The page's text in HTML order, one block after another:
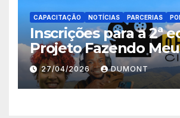
CAPACITAÇÃO NOTÍCIAS PARCERIAS
Inscrições para a 2ª
Projeto Fazendo Meu
Primeiro Filme em
Iguaçu
27/04/2026 DUMONT